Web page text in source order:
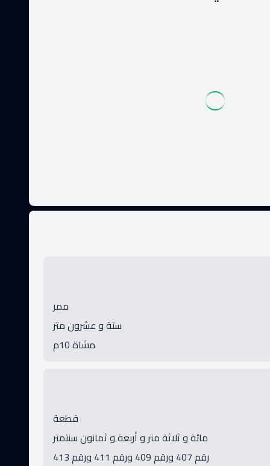
ممر
ستة و عشرون متر
مشاة 10م
قطعة
مائة و ثلاثة متر و أربعة و ثمانون سنتمتر
رقم 407 ورقم 409 ورقم 411 ورقم 413